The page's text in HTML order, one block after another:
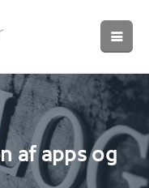
af apps og